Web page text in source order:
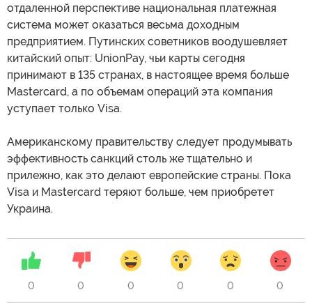
отдаленной перспективе национальная платежная
система может оказаться весьма доходным
предприятием. Путинских советников воодушевляет
китайский опыт: UnionPay, чьи карты сегодня
принимают в 135 странах, в настоящее время больше
Mastercard, а по объемам операций эта компания
уступает только Visa.
Американскому правительству следует продумывать
эффективность санкций столь же тщательно и
прилежно, как это делают европейские страны. Пока
Visa и Mastercard теряют больше, чем приобретет
Украина.
0 0 0 0 0 0